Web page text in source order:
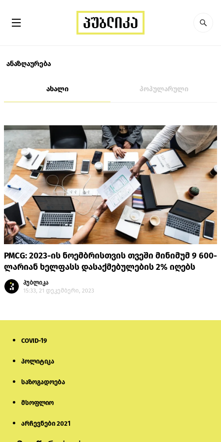
ანაზღაურება
ახალი პოპულარული
PMCG: 2023-ის ნოემბრისთვის თვეში მინიმუმ 9 600-
ლარიან ხელფასს დასაქმებულების 2% იღებს
პუბლიკა
15:33, 21 დეკემბერი, 2023
COVID-19
პოლიტიკა
საზოგადოება
მსოფლიო
არჩევნები 2021